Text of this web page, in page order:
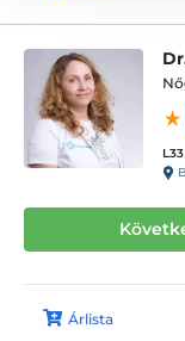
Árlista